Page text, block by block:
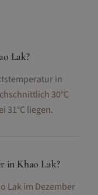
Lak?
in
30°C
31°C liegen.
in Khao Lak?
Lak im Dezember